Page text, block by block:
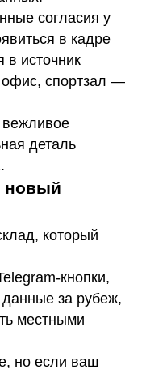
согласия у
в кадре
источник
офис, спортзал —
деталь
новый
который
кнопки,
за рубеж,
местными
но если ваш